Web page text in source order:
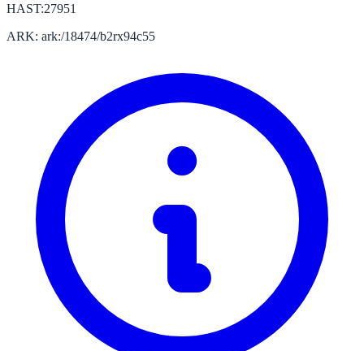
HAST:27951
ARK: ark:/18474/b2rx94c55